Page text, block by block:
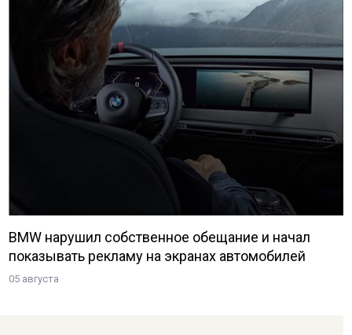
BMW нарушил собственное обещание и начал
показывать рекламу на экранах автомобилей
05 августа